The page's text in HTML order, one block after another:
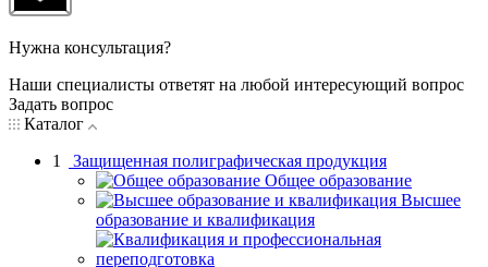
Нужна консультация?
Наши специалисты ответят на любой интересующий вопрос
Задать вопрос
Каталог
1
Защищенная полиграфическая продукция
Общее образование
Высшее
образование и квалификация